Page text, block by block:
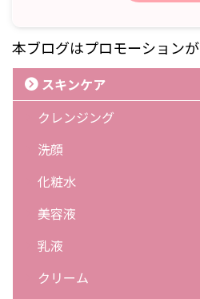
本ブログはプロモーション
スキンケア
クレンジング
洗顔
化粧水
美容液
乳液
クリーム